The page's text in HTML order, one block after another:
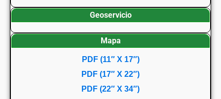
Geoservicio
Mapa
PDF (11″ X 17″)
PDF (17″ X 22″)
PDF (22″ X 34″)